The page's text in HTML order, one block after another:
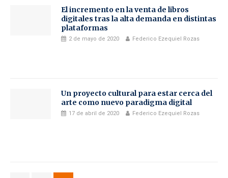
El incremento en la venta de libros
digitales tras la alta demanda en distintas
plataformas
2 de mayo de 2020 Federico Ezequiel Rozas
Un proyecto cultural para estar cerca del
arte como nuevo paradigma digital
17 de abril de 2020 Federico Ezequiel Rozas